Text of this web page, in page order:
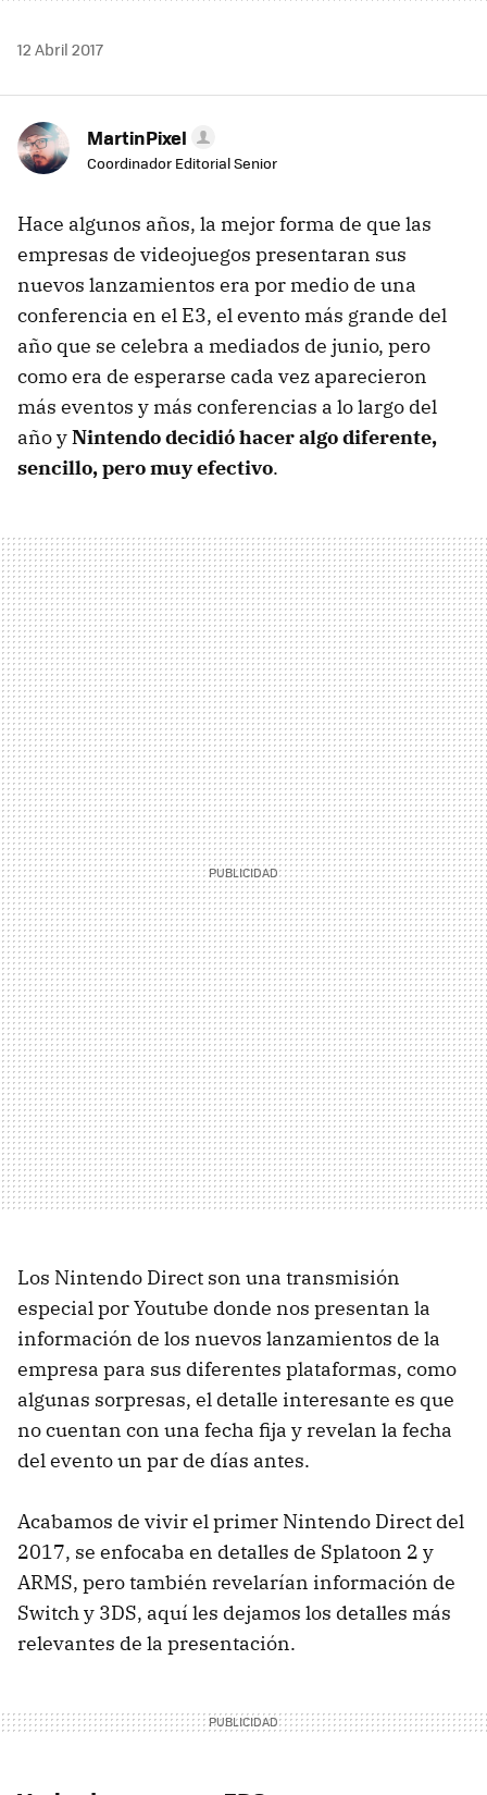
12 Abril 2017
MartinPixel
Coordinador Editorial Senior
Hace algunos años, la mejor forma de que las
empresas de videojuegos presentaran sus
nuevos lanzamientos era por medio de una
conferencia en el E3, el evento más grande del
año que se celebra a mediados de junio, pero
como era de esperarse cada vez aparecieron
más eventos y más conferencias a lo largo del
año yNintendo decidió hacer algo diferente,
sencillo, pero muy efectivo.
Los Nintendo Direct son una transmisión
especial por Youtube donde nos presentan la
información de los nuevos lanzamientos de la
empresa para sus diferentes plataformas, como
algunas sorpresas, el detalle interesante es que
no cuentan con una fecha fija y revelan la fecha
del evento un par de días antes.
Acabamos de vivir el primer Nintendo Direct del
2017, se enfocaba en detalles de Splatoon 2 y
ARMS, pero también revelarían información de
Switch y 3DS, aquí les dejamos los detalles más
relevantes de la presentación.